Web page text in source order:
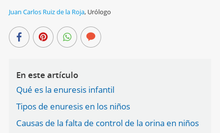
Juan Carlos Ruiz de la Roja, Urólogo
En este artículo
Qué es la enuresis infantil
Tipos de enuresis en los niños
Causas de la falta de control de la orina en niños